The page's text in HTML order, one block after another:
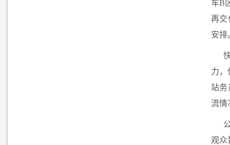
车B
再交
安排
力，
站务
流情
观众